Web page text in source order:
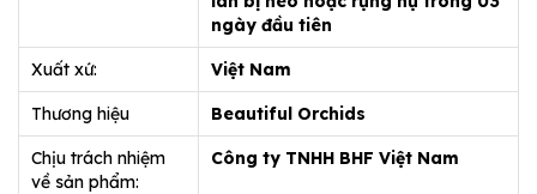
ngày đầu tiên
Xuất xứ: Việt Nam
Thương hiệu Beautiful Orchids
Chịu trách nhiệm
về sản phẩm:
Công ty TNHH BHF Việt Nam